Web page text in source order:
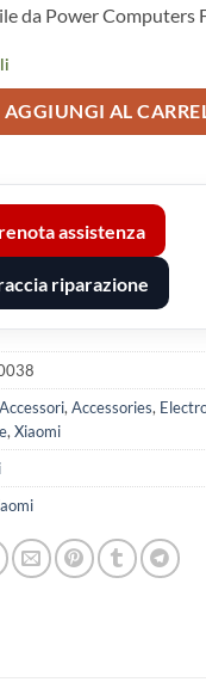
da Power Computers
AGGIUNGI AL
assistenza
riparazione
Accessori, Accessories,
, Xiaomi